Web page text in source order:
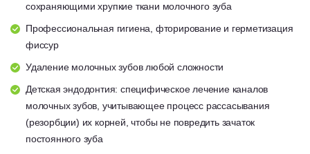
сохраняющими хрупкие ткани молочного зуба
Профессиональная гигиена, фторирование и герметизация
фиссур
Удаление молочных зубов любой сложности
Детская эндодонтия: специфическое лечение каналов
молочных зубов, учитывающее процесс рассасывания
(резорбции) их корней, чтобы не повредить зачаток
постоянного зуба